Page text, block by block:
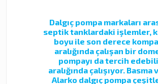
Dalgıç pompa markaları
septik tanklardaki işlemler,
boyu ile son derece
aralığında çalışan bir
pompayı da tercih
aralığında çalışıyor.
Alarko dalgıç pompa